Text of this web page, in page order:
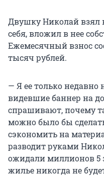
Двушку Николай взял
себя, вложил в нее
Ежемесячный взнос
тысяч рублей.
— Я ее только
видевшие баннер на
спрашивают, почему
можно было бы
сэкономить на
разводит руками
ожидали миллионов 5
жилье никогда не